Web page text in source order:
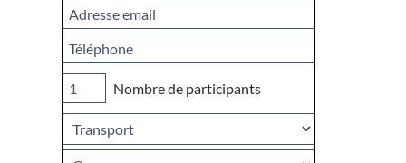
Nombre de participants